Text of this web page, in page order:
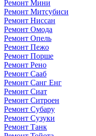
Ремонт Мини
Ремонт Митсубиси
Ремонт Ниссан
Ремонт Омода
Ремонт Опель
Ремонт Пежо
Ремонт Порше
Ремонт Рено
Ремонт Сааб
Ремонт Санг Енг
Ремонт Сиат
Ремонт Ситроен
Ремонт Субару
Ремонт Сузуки
Ремонт Танк